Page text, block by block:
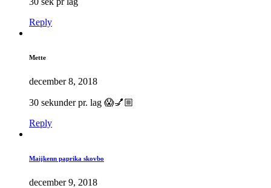
Reply
Mette
december 8, 2018
30 sekunder pr. lag 😱💅🏼
Reply
Maijkenn paprika skovbo
december 9, 2018